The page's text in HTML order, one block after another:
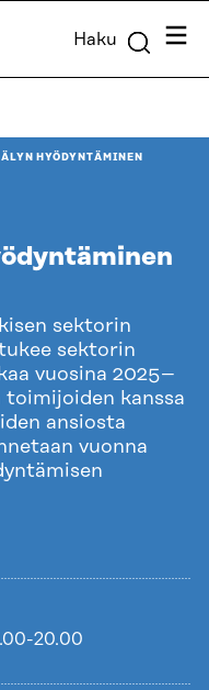
Haku
HYÖDYNTÄMINEN
sektorin
sektorin
vuosina 2025–
toimijoiden kanssa
ansiosta
vuonna
20.00